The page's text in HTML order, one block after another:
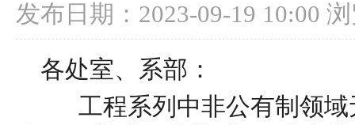
发布日期：2023-09-19 10:00
各处室、系部：
工程系列中非公有制领域